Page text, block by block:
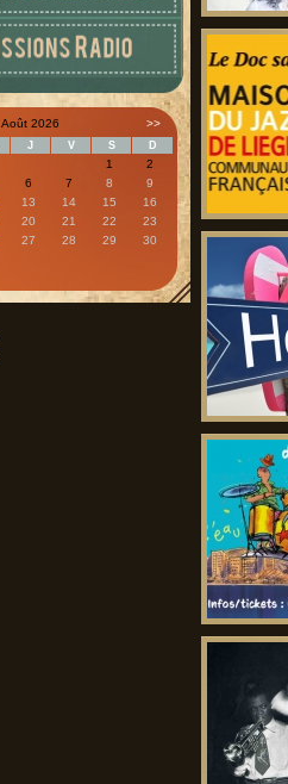
Août 2026 >>
J V S D
1
2
6 7 8
9
13 14 15
16
20 21 22
23
27 28 29
30